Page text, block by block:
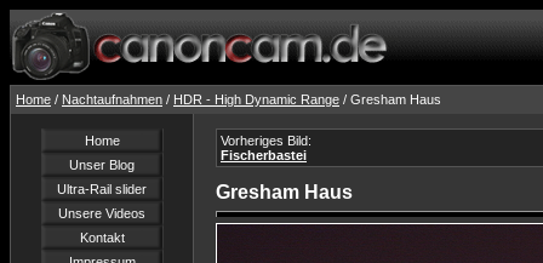
Home / Nachtaufnahmen / HDR - High Dynamic Range / Gresham Haus
Home
Unser Blog
Ultra-Rail slider
Unsere Videos
Kontakt
Vorheriges Bild:
Fischerbastei
Gresham Haus